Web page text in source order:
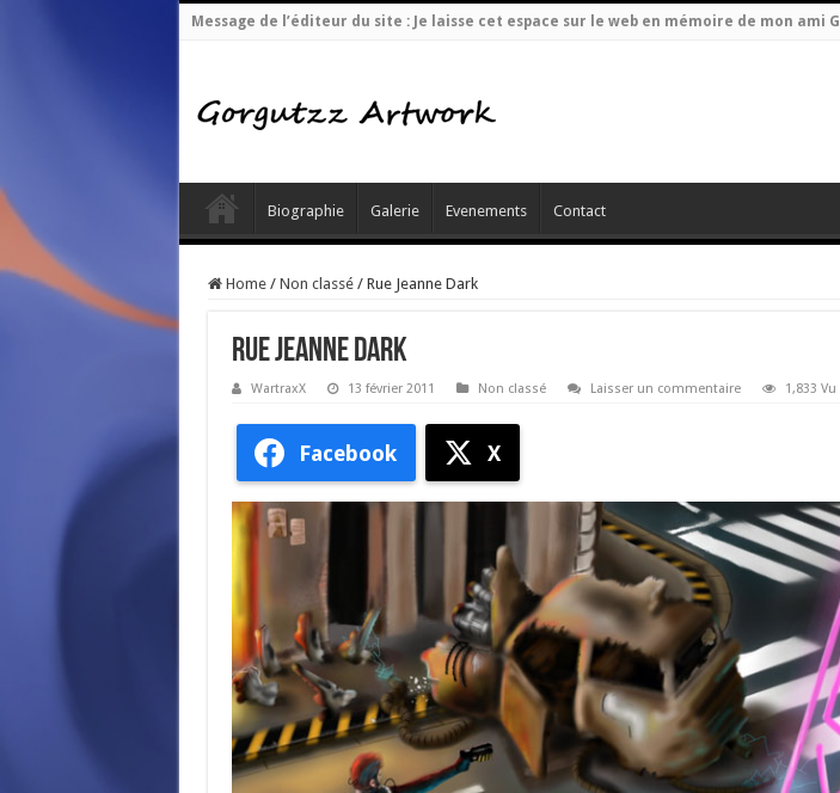
Message de l’éditeur du site : Je laisse cet espace sur le web en mémoire de mon ami
Biographie Galerie Evenements Contact
Home / Non classé / Rue Jeanne Dark
Rue Jeanne Dark
WartraxX 13 février 2011 Non classé Laisser un commentaire 1,833 Vu
Facebook X